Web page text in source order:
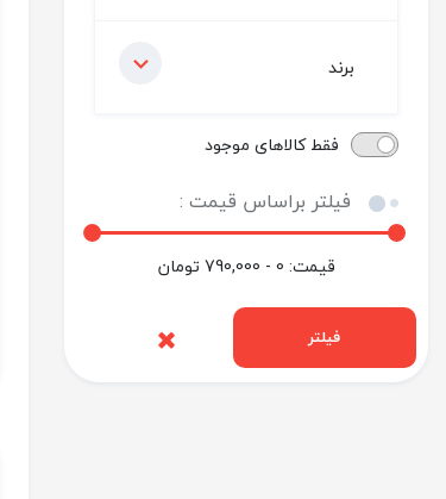
برند
فقط کالاهای موجود
فیلتر براساس قیمت :
قیمت: 0 - 790,000 تومان
فیلتر